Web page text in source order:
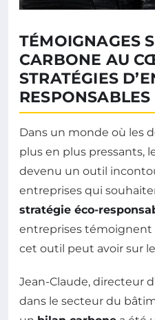
TÉMOIGNAGES
CARBONE AU
STRATÉGIES
RESPONSABLES
Dans un monde où les
plus en plus pressants,
devenu un outil
entreprises qui
stratégie éco-
entreprises témoignent
cet outil peut avoir sur
Jean-Claude, directeur
dans le secteur du